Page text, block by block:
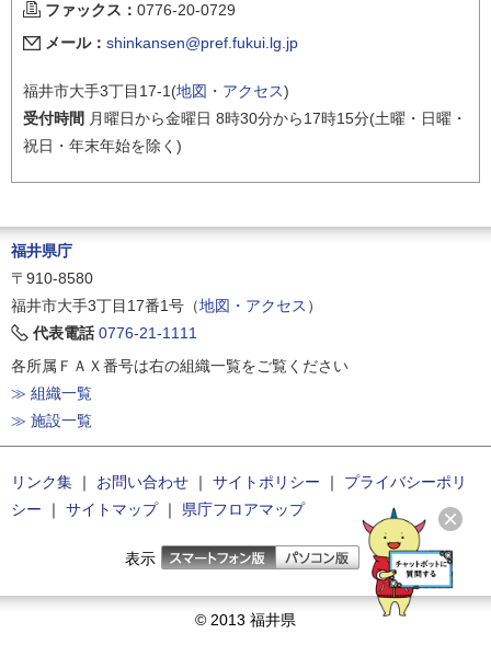
ファックス： 0776-20-0729
メール： shinkansen@pref.fukui.lg.jp
福井市大手3丁目17-1(地図・アクセス)
受付時間 月曜日から金曜日 8時30分から17時15分(土曜・日曜・
祝日・年末年始を除く)
福井県庁
〒910-8580
福井市大手3丁目17番1号（地図・アクセス ）
代表電話 0776-21-1111
各所属ＦＡＸ番号は右の組織一覧をご覧ください
≫ 組織一覧
≫ 施設一覧
リンク集 ｜ お問い合わせ ｜ サイトポリシー ｜
プライバシーポリ
シー ｜ サイトマップ｜ 県庁フロアマップ
表示
© 2013 福井県